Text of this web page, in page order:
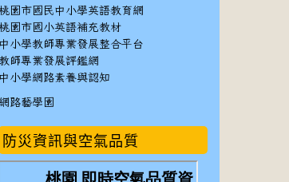
093654
專案
、戶口
園市國民中小學英語教育網
園市國小英語補充教材
中小學教師專業發展整合平台
師專業發展評鑑網
中小學網路素養與認知
網路藝學園
防災資訊與空氣品質